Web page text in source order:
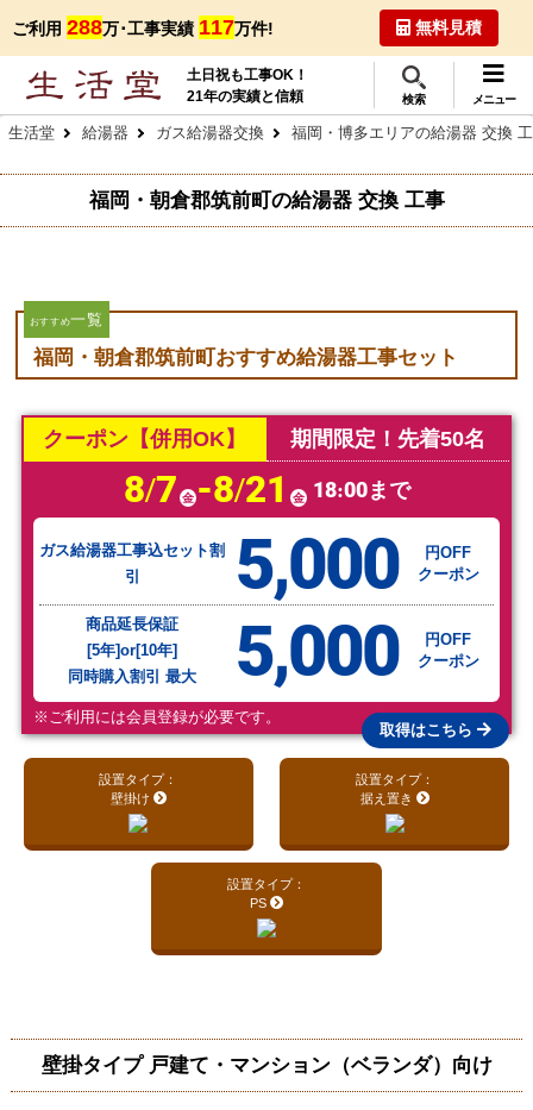
ご利用 288万･工事実績 117万件! 無料見積
土日祝も工事OK！
21年の実績と信頼
検索 メニュー
生活堂 給湯器 ガス給湯器交換 福岡・博多エリアの給湯器 交換
福岡・朝倉郡筑前町の給湯器 交換 工事
おすすめ一覧
福岡・朝倉郡筑前町おすすめ給湯器工事セット
クーポン【併用OK】 期間限定！先着50名
8/7 金-8/21 金 18:00まで
ガス給湯器工事込セット割
引
5,000
円OFF
クーポン
商品延長保証
[5年]or[10年]
同時購入割引 最大
5,000
円OFF
クーポン
取得はこちら
※ご利用には会員登録が必要です。
設置タイプ：
壁掛け
設置タイプ：
据え置き
設置タイプ：
PS
壁掛タイプ 戸建て・マンション（ベランダ）向け